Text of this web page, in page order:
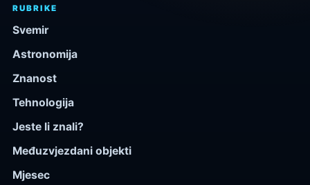
RUBRIKE
Svemir
Astronomija
Znanost
Tehnologija
Jeste li znali?
Međuzvjezdani objekti
Mjesec